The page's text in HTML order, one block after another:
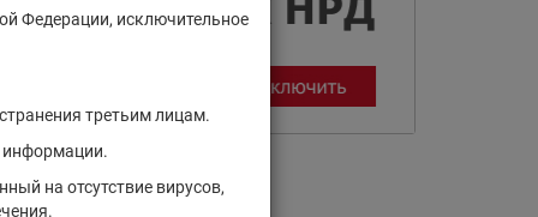
Федерации, исключительное
третьим лицам.
информации.
на отсутствие вирусов,